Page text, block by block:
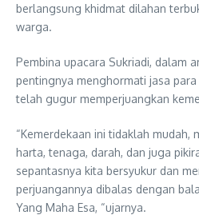
berlangsung khidmat dilahan
warga.
Pembina upacara Sukriadi, dalam
pentingnya menghormati jasa
telah gugur memperjuangkan
“Kemerdekaan ini tidaklah mudah,
harta, tenaga, darah, dan juga
sepantasnya kita bersyukur dan
perjuangannya dibalas dengan
Yang Maha Esa, “ujarnya.